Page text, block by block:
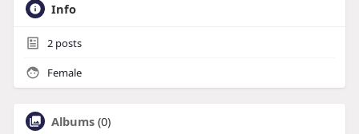
Info
2posts
Female
Albums (0)